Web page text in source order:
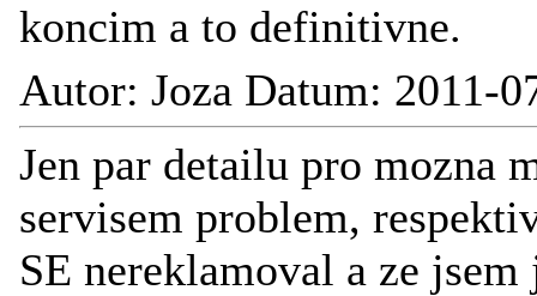
koncim a to definitivne.
Autor: Joza Datum: 2011-
Jen par detailu pro mozna
servisem problem,
SE nereklamoval a ze